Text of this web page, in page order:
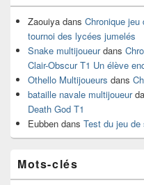
Zaouiya dans Chronique
tournoi des lycées jumelés
Snake multijoueurdans
Clair-Obscur T1 Un élève
Othello Multijoueurs dans
bataille navale multijoueur
Death God T1
Eubben dans Test du jeu
Mots-clés